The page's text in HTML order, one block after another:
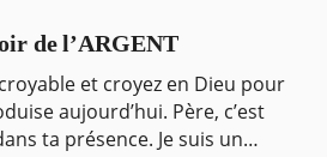
de l’ARGENT
et croyez en Dieu pour
aujourd’hui. Père, c’est
ta présence. Je suis un